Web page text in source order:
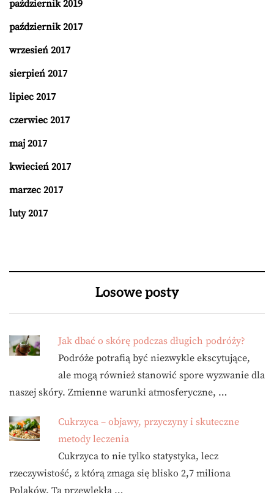
październik 2019
październik 2017
wrzesień 2017
sierpień 2017
lipiec 2017
czerwiec 2017
maj 2017
kwiecień 2017
marzec 2017
luty 2017
Losowe posty
Jak dbać o skórę podczas długich podróży?
Podróże potrafią być niezwykle ekscytujące,
ale mogą również stanowić spore wyzwanie dla
naszej skóry. Zmienne warunki atmosferyczne, …
Cukrzyca – objawy, przyczyny i skuteczne
metody leczenia
Cukrzyca to nie tylko statystyka, lecz
rzeczywistość, z którą zmaga się blisko 2,7 miliona